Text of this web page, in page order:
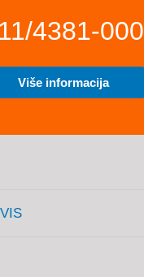
4381-000
Više informacija